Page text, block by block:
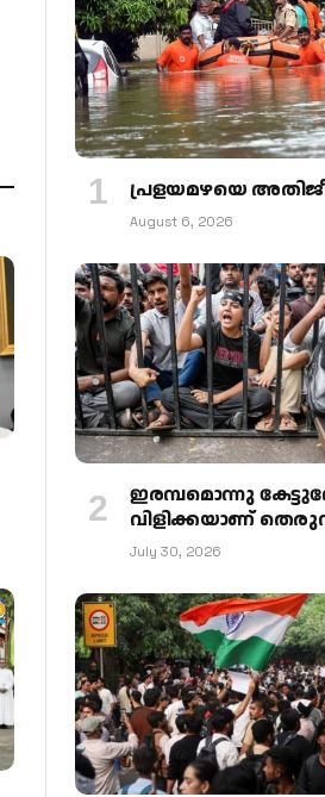
പ്രളയമഴയെ
August 6, 2026
ഇരമ്പമൊന്നു
വിളിക്കയാണ്
July 30, 2026